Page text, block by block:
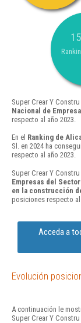
Super Crear Y
Nacional de
respecto al año 2023.
En el Ranking de
Sl. en 2024 ha
respecto al año 2023.
Super Crear Y
Empresas del
en la construcción
posiciones respecto al
Acceda a
Evolución
A continuación le
Super Crear Y